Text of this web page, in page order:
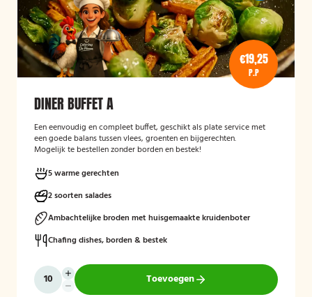
€19,25
P.P
DINER BUFFET A
Een eenvoudig en compleet buffet, geschikt als plate service met
een goede balans tussen vlees, groenten en bijgerechten.
Mogelijk te bestellen zonder borden en bestek!
5 warme gerechten
2 soorten salades
Ambachtelijke broden met huisgemaakte kruidenboter
Chafing dishes, borden & bestek
Toevoegen